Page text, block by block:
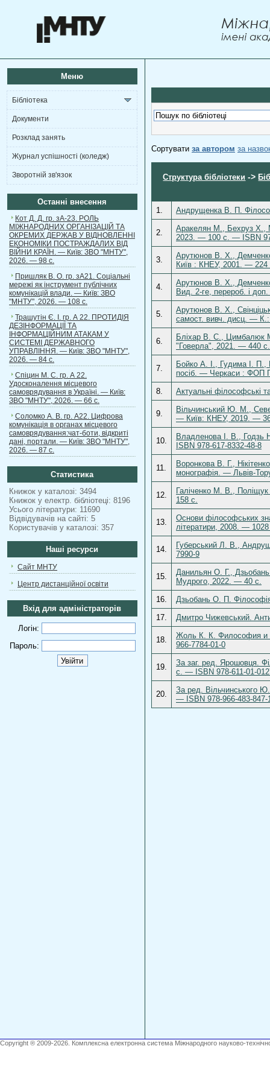
Меню
Бібліотека
Документи
Розклад занять
Журнал успішності (коледж)
Зворотній зв'язок
Останні внесення
Кот Д. Д. гр. зА-23. РОЛЬ
МІЖНАРОДНИХ ОРГАНІЗАЦІЙ ТА
ОКРЕМИХ ДЕРЖАВ У ВІДНОВЛЕННІ
ЕКОНОМІКИ ПОСТРАЖДАЛИХ ВІД
ВІЙНИ КРАЇН. — Київ: ЗВО "МНТУ",
2026. — 98 с.
Пришляк В. О. гр. зА21. Соціальні
мережі як інструмент публічних
комунікацій влади. — Київ: ЗВО
"МНТУ", 2026. — 108 с.
Трашутін Є. І. гр. А 22. ПРОТИДІЯ
ДЕЗІНФОРМАЦІЇ ТА
ІНФОРМАЦІЙНИМ АТАКАМ У
СИСТЕМІ ДЕРЖАВНОГО
УПРАВЛІННЯ. — Київ: ЗВО "МНТУ",
2026. — 84 с.
Спіцин М. С. гр. А 22.
Удосконалення місцевого
самоврядування в Україні. — Київ:
ЗВО "МНТУ", 2026. — 66 с.
Соломко А. В. гр. А22. Цифрова
комунікація в органах місцевого
самоврядування:чат-боти, відкриті
дані, портали. — Київ: ЗВО "МНТУ",
2026. — 87 с.
Статистика
Книжок у каталозі: 3494
Книжок у електр. бібліотеці: 8196
Усього літератури: 11690
Відвідувачів на сайті: 5
Користувачів у каталозі: 357
Наші ресурси
Сайт МНТУ
Центр дистанційної освіти
Вхід для адміністраторів
Логін:
Пароль:
Сортувати за автором за
Структура бібліотеки ->
1. Андрущенка В. П.
2.
Аракелян М., Бехруз Х.,
2023. — 100 с. — ISBN
3.
Арутюнов В. X.,
Київ : КНЕУ, 2001. —
4.
Арутюнов В. Х.,
Вид. 2-ге, перероб. і
5.
Арутюнов В. Х.,
самост. вивч. дисц. —
6.
Бліхар В. С., Цимбалюк
"Говерла", 2021. — 440
7.
Бойко А. І., Гудима І. П.,
посіб. — Черкаси : ФОП
8.
Актуальні філософські
9.
Вільчинський Ю. М.,
— Київ: КНЕУ, 2019. —
10.
Владленова І. В.,
ISBN 978-617-8332-48-8
11.
Воронкова В. Г.,
монографія. — Львів-
12.
Галіченко М. В., Поліщук
158 с.
13.
Основи філософських
літератири, 2008. —
14.
Губерський Л. В.,
7990-9
15.
Данильян О. Г.,
Мудрого, 2022. — 40 с.
16.
Дзьобань О. П.
17.
Дмитро Чижевський.
18.
Жоль К. К. Философия и
966-7784-01-0
19.
За заг. ред. Ярошовця.
с. — ISBN 978-611-01-
20.
За ред. Вільчинського
— ISBN 978-966-483-847-
Copyright ® 2009-2026. Комплексна електронна система Міжнародного науково-